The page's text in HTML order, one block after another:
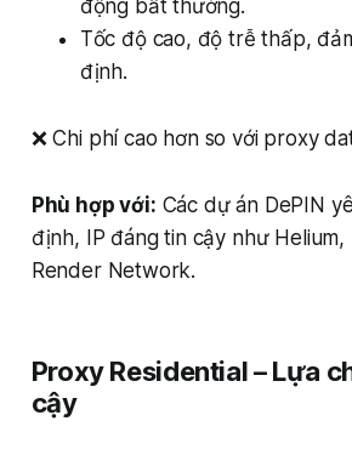
động bất thường.
Tốc độ cao, độ trễ thấp,
định.
❌ Chi phí cao hơn so với proxy
Phù hợp với: Các dự án DePIN
định, IP đáng tin cậy như Helium,
Render Network.
Proxy Residential – Lựa
cậy